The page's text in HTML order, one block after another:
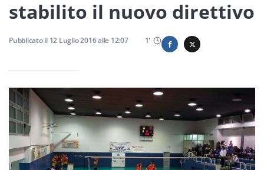
Servizi
Resta sempre aggiornato con le ultime news, iscriviti alla
nostra newsletter
Iscriviti
stabilito il nuovo direttivo
Pubblicato il 12 Luglio 2016alle 12:07 1'